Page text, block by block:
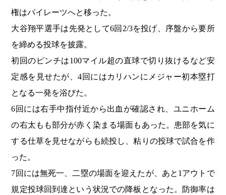
権はパイレーツへと移った。
大谷翔平選手は先発として6回2/3を投げ、序盤から要所
を締める投球を披露。
初回のピンチは100マイル超の直球で切り抜けるなど安
定感を見せたが、4回にはカリハンにメジャー初本塁打
となる一発を浴びた。
6回には右手中指付近から出血が確認され、ユニホーム
の右太もも部分が赤く染まる場面もあった。患部を気に
する仕草を見せながらも続投し、粘りの投球で試合を作
った。
7回には無死一、二塁の場面を迎えたが、あと1アウトで
規定投球回到達という状況での降板となった。防御率は